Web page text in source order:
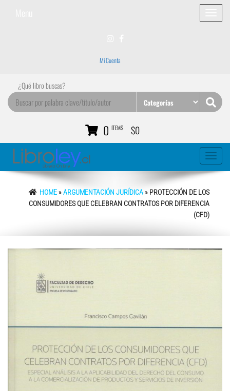
Mi Cuenta
¿Qué libro buscas?
0 ITEMS $0
Toggle
HOME»ARGUMENTACIÓN JURÍDICA» PROTECCIÓN DE LOS
CONSUMIDORES QUE CELEBRAN CONTRATOS POR DIFERENCIA
(CFD)